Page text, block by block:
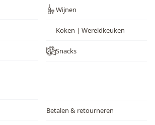
Wijnen
Koken | Wereldkeuken
Snacks
Betalen & retourneren